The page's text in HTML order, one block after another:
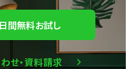
間無料お試し
せ・資料請求